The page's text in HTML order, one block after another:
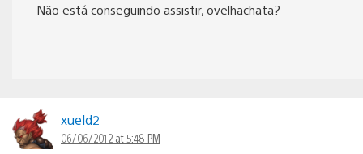
Não está conseguindo assistir, ovelhachata?
xueld2
06/06/2012 at 5:48 PM